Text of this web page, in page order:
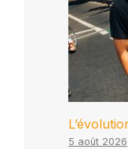
5 août 2026